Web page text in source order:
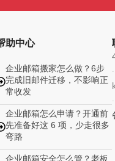
助中心
企业邮箱搬家怎么做？6步
完成旧邮件迁移，不影响正
常收发
企业邮箱怎么申请？开通前
先准备好这 6 项，少走很多
弯路
企业邮箱安全怎么管？老板